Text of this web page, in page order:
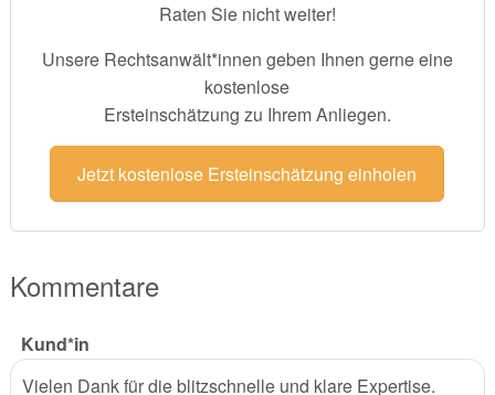
Raten Sie nicht weiter!
Unsere Rechtsanwält*innen geben Ihnen gerne eine
kostenlose
Ersteinschätzung zu Ihrem Anliegen.
Jetzt kostenlose Ersteinschätzung einholen
Kommentare
Kund*in
Vielen Dank für die blitzschnelle und klare Expertise.